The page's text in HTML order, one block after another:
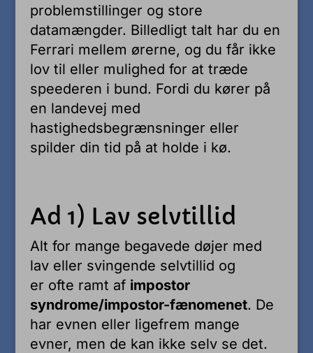
problemstillinger og store
datamængder. Billedligt talt har du en
Ferrari mellem ørerne, og du får ikke
lov til eller mulighed for at træde
speederen i bund. Fordi du kører på
en landevej med
hastighedsbegrænsninger eller
spilder din tid på at holde i kø.
Ad 1) Lav selvtillid
Alt for mange begavede døjer med
lav eller svingende selvtillid og
er ofte ramt af impostor
syndrome/impostor-fænomenet. De
har evnen eller ligefrem mange
evner, men de kan ikke selv se det.